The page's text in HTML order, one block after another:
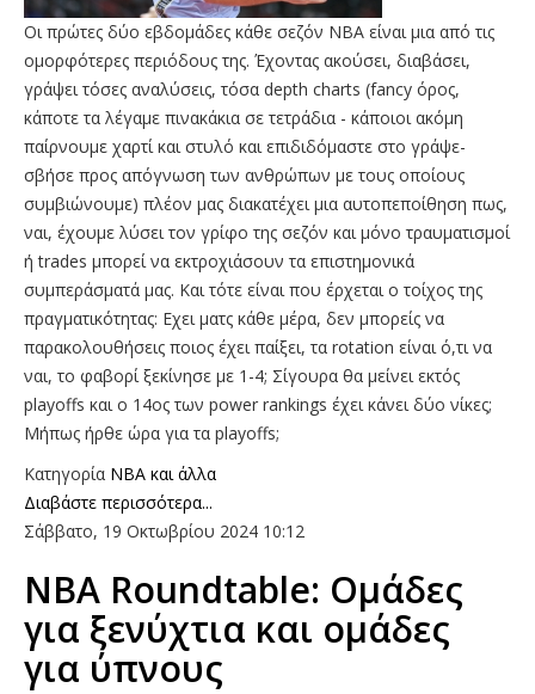
Οι πρώτες δύο εβδομάδες κάθε σεζόν NBA είναι μια από τις
ομορφότερες περιόδους της. Έχοντας ακούσει, διαβάσει,
γράψει τόσες αναλύσεις, τόσα depth charts (fancy όρος,
κάποτε τα λέγαμε πινακάκια σε τετράδια - κάποιοι ακόμη
παίρνουμε χαρτί και στυλό και επιδιδόμαστε στο γράψε-
σβήσε προς απόγνωση των ανθρώπων με τους οποίους
συμβιώνουμε) πλέον μας διακατέχει μια αυτοπεποίθηση πως,
ναι, έχουμε λύσει τον γρίφο της σεζόν και μόνο τραυματισμοί
ή trades μπορεί να εκτροχιάσουν τα επιστημονικά
συμπεράσματά μας. Και τότε είναι που έρχεται ο τοίχος της
πραγματικότητας: Εχει ματς κάθε μέρα, δεν μπορείς να
παρακολουθήσεις ποιος έχει παίξει, τα rotation είναι ό,τι να
ναι, το φαβορί ξεκίνησε με 1-4; Σίγουρα θα μείνει εκτός
playoffs και ο 14ος των power rankings έχει κάνει δύο νίκες;
Μήπως ήρθε ώρα για τα playoffs;
Κατηγορία NBA και άλλα
Διαβάστε περισσότερα...
Σάββατο, 19 Οκτωβρίου 2024 10:12
ΝΒΑ Roundtable: Ομάδες
για ξενύχτια και ομάδες
για ύπνους